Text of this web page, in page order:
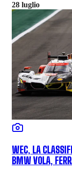
28 luglio
WEC, LA
BMW VOLA,